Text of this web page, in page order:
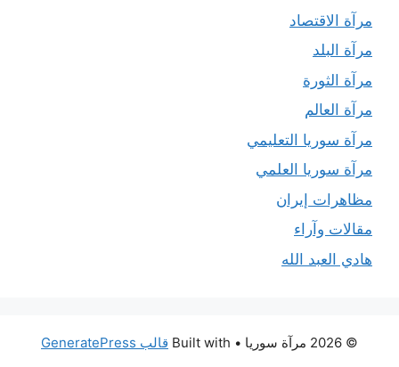
مرآة الاقتصاد
مرآة البلد
مرآة الثورة
مرآة العالم
مرآة سوريا التعليمي
مرآة سوريا العلمي
مظاهرات إيران
مقالات وآراء
هادي العبد الله
© 2026 مرآة سوريا • Built with قالب GeneratePress